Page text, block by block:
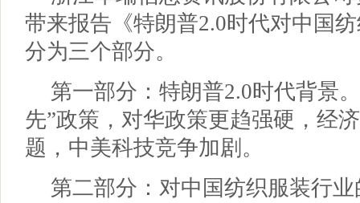
带来报告《特朗普2.0时代对中国
分为三个部分。
第一部分：特朗普2.0时代背景
先”政策，对华政策更趋强硬，经
题，中美科技竞争加剧。
第二部分：对中国纺织服装行